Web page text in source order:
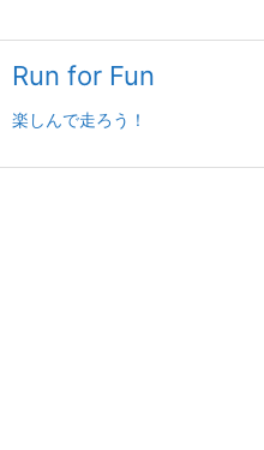
Run for Fun
楽しんで走ろう！